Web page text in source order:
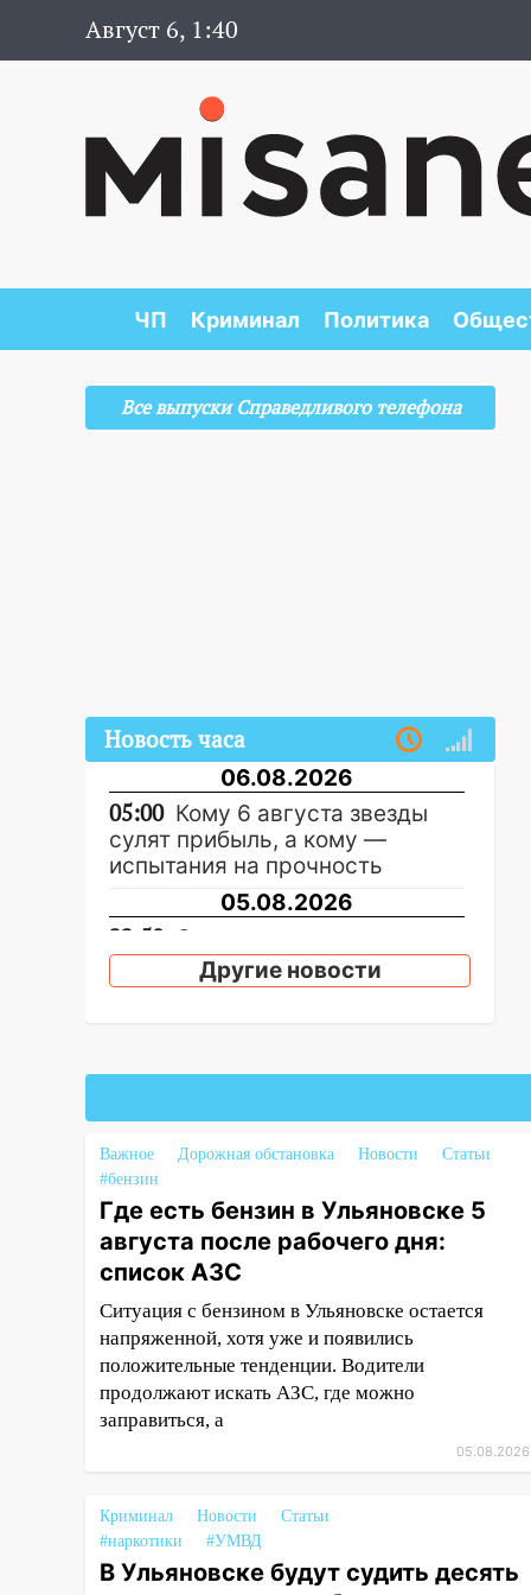
Август 6, 1:40
ЧП Криминал Политика
Все выпуски Справедливого телефона
Новость часа
06.08.2026
05:00 Кому 6 августа звезды
сулят прибыль, а кому —
испытания на прочность
05.08.2026
22:58
Соцсети: на проспекте
Тюленева ДТП с
мотоциклистом
19:14 Житель Ульяновской
области подвез троих
незнакомцев на трассе и
заработал уголовное дело
18:14
Прогноз погоды на 6
августа в Ульяновской области
18:00 Мотофристайл, рок и
силовой экстрим: в Ульяновске
пройдет большой фестиваль
«Наше время»
17:05 «Обыск» по видеосвязи: в
Ульяновске задержали 19-
Другие новости
Важное Дорожная обстановка Новости
Статьи
#бензин
Где есть бензин в Ульяновске 5
августа после рабочего дня:
список АЗС
Ситуация с бензином в Ульяновске остается
напряженной, хотя уже и появились
положительные тенденции. Водители
продолжают искать АЗС, где можно
заправиться, а
05.08.2026
Криминал Новости
Статьи
#наркотики
#УМВД
В Ульяновске будут судить десять